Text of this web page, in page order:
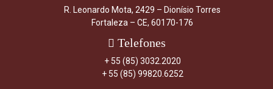
R. Leonardo Mota, 2429 – Dionísio Torres
Fortaleza – CE, 60170-176
Telefones
+ 55 (85) 3032.2020
+ 55 (85) 99820.6252